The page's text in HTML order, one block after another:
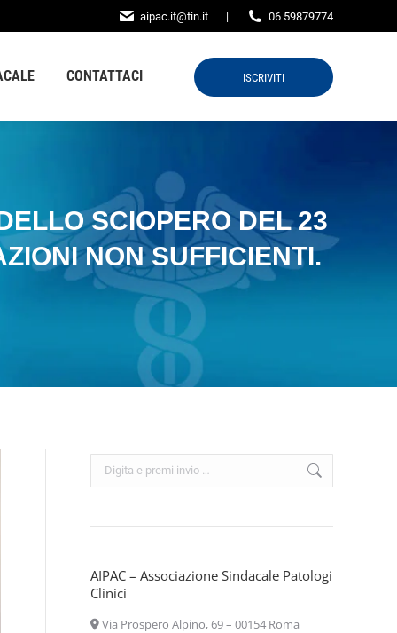
aipac.it@tin.it | 06 59879774
CONTATTACI ISCRIVITI
SCIOPERO DEL 23
NON SUFFICIENTI.
AIPAC – Associazione Sindacale Patologi
Clinici
Via Prospero Alpino, 69 – 00154 Roma
ISCRIVITI